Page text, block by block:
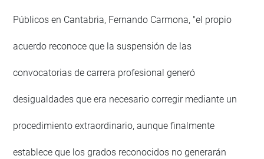
Públicos en Cantabria, Fernando Carmona, "el propio
acuerdo reconoce que la suspensión de las
convocatorias de carrera profesional generó
desigualdades que era necesario corregir mediante un
procedimiento extraordinario, aunque finalmente
establece que los grados reconocidos no generarán